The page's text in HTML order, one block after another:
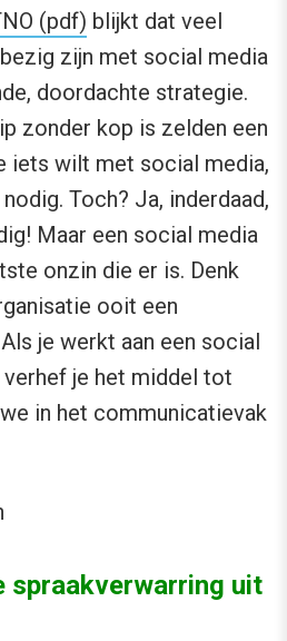
(pdf) blijkt dat veel
zijn met social media
doordachte strategie.
zonder kop is zelden een
iets wilt met social media,
Toch? Ja, inderdaad,
Maar een social media
onzin die er is. Denk
ooit een
je werkt aan een social
je het middel tot
in het communicatievak
spraakverwarring uit